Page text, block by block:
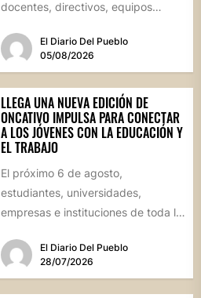
docentes, directivos, equipos
El Diario Del Pueblo
05/08/2026
LLEGA UNA NUEVA EDICIÓN DE
ONCATIVO IMPULSA PARA CONECTAR
A LOS JÓVENES CON LA EDUCACIÓN Y
EL TRABAJO
El próximo 6 de agosto,
estudiantes, universidades,
empresas e instituciones de toda la
que...
El Diario Del Pueblo
28/07/2026